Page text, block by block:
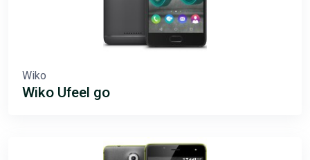
Wiko
Wiko Ufeel go